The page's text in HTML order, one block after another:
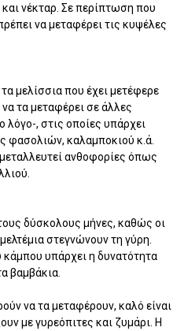
νέκταρ. Σε περίπτωση που
να μεταφέρει τις κυψέλες
μελίσσια που έχει μετέφερε
τα μεταφέρει σε άλλες
λόγο-, στις οποίες υπάρχει
φασολιών, καλαμποκιού κ.ά.
ανθοφορίες όπως
δύσκολους μήνες, καθώς οι
στεγνώνουν τη γύρη.
κάμπου υπάρχει η δυνατότητα
βαμβάκια.
να τα μεταφέρουν, καλό είναι
με γυρεόπιτες και ζυμάρι. Η